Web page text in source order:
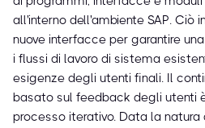
all'interno dell'ambiente SAP. Ciò
nuove interfacce per garantire
i flussi di lavoro di sistema
esigenze degli utenti finali. Il
basato sul feedback degli utenti
processo iterativo. Data la natura